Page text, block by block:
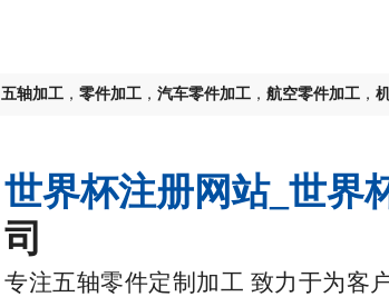
五轴加工 ， 零件加工 ， 汽车零件加工 ， 航空零件加工 ，
世界杯注册网站_世界
司
专注五轴零件定制加工 致力于为客